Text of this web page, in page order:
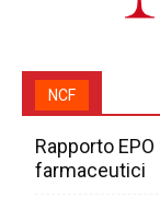
NCF
Rapporto
farmaceutici